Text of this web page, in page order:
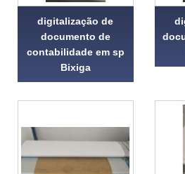
digitalização de
documento de
contabilidade em sp
Bixiga